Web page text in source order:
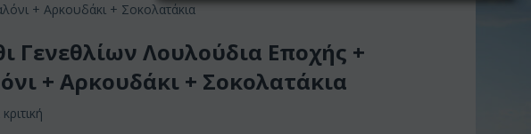
+ Αρκουδάκι + Σοκολατάκια
Γενεθλίων Λουλούδια Εποχής +
+ Αρκουδάκι + Σοκολατάκια